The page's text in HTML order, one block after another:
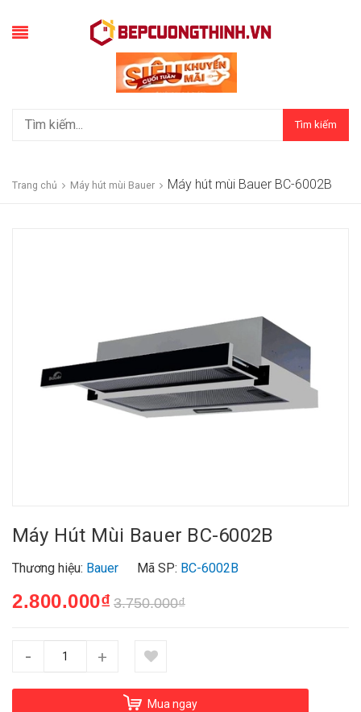
Tìm kiếm
Trang chủ Máy hút mùi Bauer Máy hút mùi Bauer BC-6002B
Máy Hút Mùi Bauer BC-6002B
Thương hiệu: Bauer Mã SP: BC-6002B
2.800.000₫ 3.750.000₫
- +
Mua ngay